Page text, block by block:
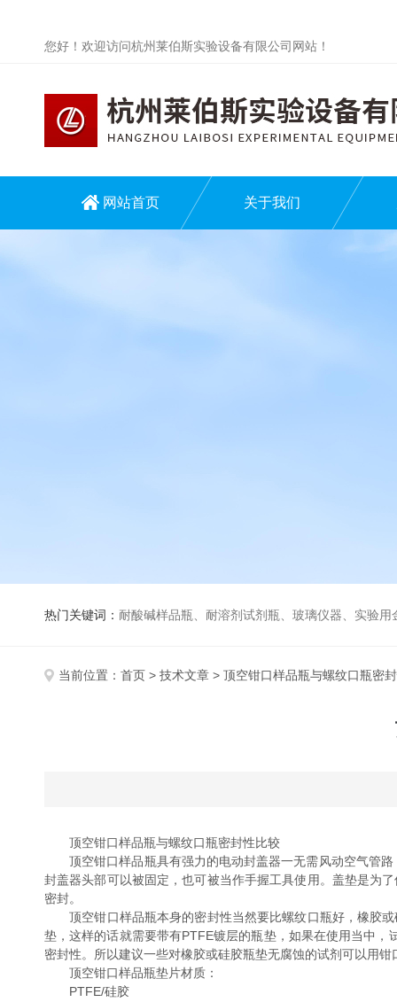
您好！欢迎访问杭州莱伯斯实验设备有限公司网站！
网站首页 关于我们
热门关键词： 耐酸碱样品瓶、耐溶剂试剂瓶、玻璃仪器、实验
当前位置： 首页 > 技术文章 > 顶空钳口样品瓶与螺纹口瓶密
顶空钳口样品瓶与螺纹口瓶密封性比较
顶空钳口样品瓶具有强力的电动封盖器一无需风动空气管路
封盖器头部可以被固定，也可被当作手握工具使用。盖垫是为
密封。
顶空钳口样品瓶本身的密封性当然要比螺纹口瓶好，橡胶或
垫，这样的话就需要带有PTFE镀层的瓶垫，如果在使用当中
密封性。所以建议一些对橡胶或硅胶瓶垫无腐蚀的试剂可以用
顶空钳口样品瓶垫片材质：
PTFE/硅胶